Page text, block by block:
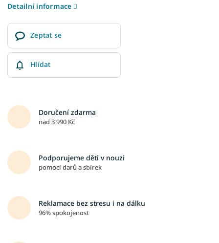
Detailní informace
Zeptat se
Hlídat
Doručení zdarma
nad 3 990 Kč
Podporujeme děti v nouzi
pomocí darů a sbírek
Reklamace bez stresu i na dálku
96% spokojenost